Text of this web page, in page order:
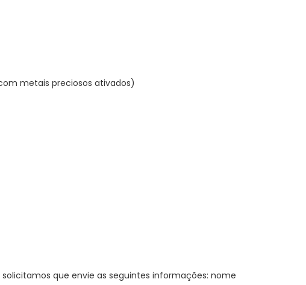
metais preciosos ativados)
que envie as seguintes informações: nome